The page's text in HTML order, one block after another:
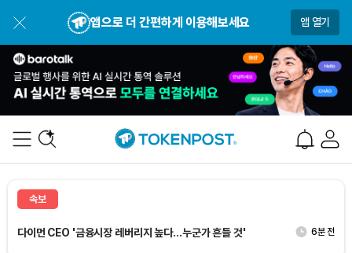
앱으로 더 간편하게 이용해보세요 앱 열기
속보
다이먼 CEO '금융시장 레버리지 높다…누군가 흔들 것' 6분 전
로빈후드 체인, 하루 DEX 거래액 3억2200만달러로 5위 올
랐다
28초 전
한 고래, SPCX 토큰화 주식 2만100개 처분해 72만 달러
잃었다
49초 전
ETF스토어 대표 “CLARITY 법안 논의, 암호화폐 교육 필요성
드러내”
다이먼 CEO '금융시장 레버리지 높다…누군가 흔들 것' 6분 전